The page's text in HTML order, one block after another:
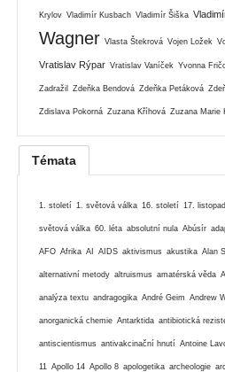
Krylov Vladimír Kusbach Vladimír Šiška
Wagner Vlasta Štekrová Vojen Ložek
Vratislav Rýpar Vratislav Vaníček Yvonna
Zadražil Zdeňka Bendová Zdeňka Petáková
Zdislava Pokorná Zuzana Kříhová Zuzana Marie
Témata
1. století 1. světová válka 16. století 17. listopad
světová válka 60. léta absolutní nula Abúsír
AFO Afrika AI AIDS aktivismus akustika Alan
alternativní metody altruismus amatérská věda
analýza textu andragogika André Geim Andrew
anorganická chemie Antarktida antibiotická
antiscientismus antivakcinační hnutí Antoine
11 Apollo 14 Apollo 8 apologetika archeologie